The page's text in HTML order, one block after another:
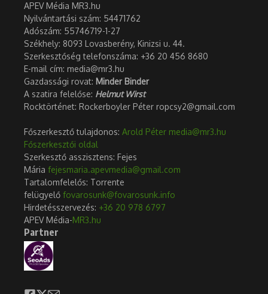
APEV Média MR3.hu
Nyilvántartási szám: 54471762
Adószám: 55746719-1-27
Székhely: 8093 Lovasberény, Kinizsi u. 44.
Szerkesztőség telefonszáma: +36 20 456 8680
E-mail cím: media@mr3.hu
Gazdassági rovat: Minder Binder
A szatira felelőse: Helmut Wirst
Rocktörténet: Rockerboyler Péter ropcsy2@gmail.com
Főszerkesztő tulajdonos: Arold Péter media@mr3.hu
Főszerkesztői oldal
Szerkesztő asszisztens: Fejes
Mária fejesmaria.apevmedia@gmail.com
Tartalomfelelős: Torrente
felügyelő fovarosunk@fovarosunk.info
Hirdetésszervezés: +36 20 978 6797
APEV Média-MR3.hu
Partner